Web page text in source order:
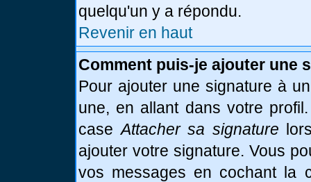
quelqu'un y a répondu.
Revenir en haut
Comment puis-je ajouter une
Pour ajouter une signature à
une, en allant dans votre
caseAttacher sa signature
ajouter votre signature. Vous
vos messages en cochant la